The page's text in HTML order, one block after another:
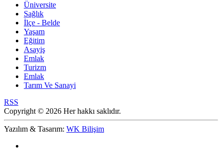
Üniversite
Sağlık
İlçe - Belde
Yaşam
Eğitim
Asayiş
Emlak
Turizm
Emlak
Tarım Ve Sanayi
RSS
Copyright © 2026 Her hakkı saklıdır.
Yazılım & Tasarım: WK Bilişim